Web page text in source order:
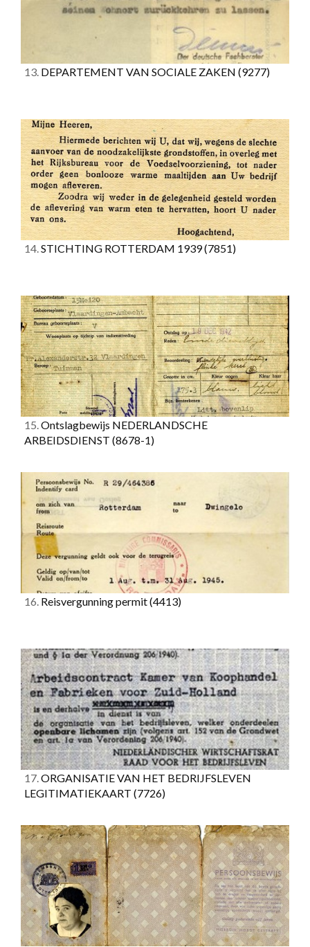
13. DEPARTEMENT VAN SOCIALE ZAKEN (9277)
14.STICHTING ROTTERDAM 1939(7851)
15.Ontslagbewijs NEDERLANDSCHE
ARBEIDSDIENST (8678-1)
16. Reisvergunning permit(4413)
17.ORGANISATIE VAN HET BEDRIJFSLEVEN
LEGITIMATIEKAART (7726)